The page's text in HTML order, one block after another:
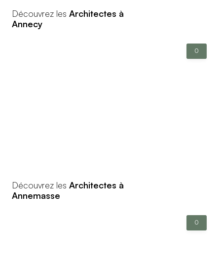
Découvrez les Architectes à
Annecy
0
Découvrez les Architectes à
Annemasse
0